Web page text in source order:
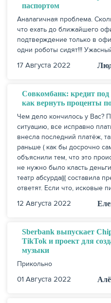
паспортом
Аналагичная проблема.
что ехать до ближайшего
подтверждение только в
одни роботы сидят!!!
17 Августа 2022
Совкомбанк: кредит
как вернуть проценты
Чем дело кончилось у Вас?
ситуацию, все исправно
внесла последний платёж,
раньше ( как бы досрочно
объяснили тем, что это
не нужно было класть
театр абсурда((( составила
ответят. Если что, исковые
12 Августа 2022
Sberbank выпускает
TikTok и проект для
музыки
Прикольно
01 Августа 2022